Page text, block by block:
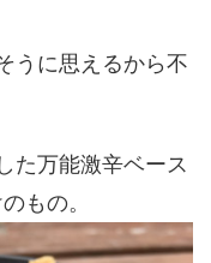
うに思えるから不
た万能激辛ベース
もの。